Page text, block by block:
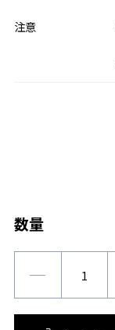
注意
数量